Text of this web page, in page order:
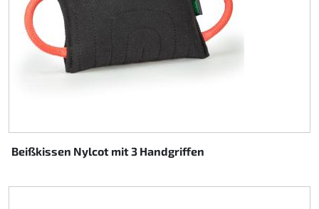
Beißkissen Nylcot mit 3 Handgriffen